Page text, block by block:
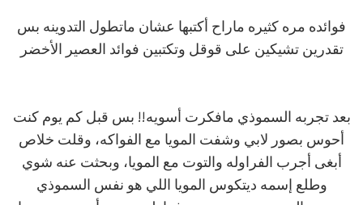
فوائده مره كثيره ماراح أكتبها عشان ماتطول التدوينه بس
تقدرين تشيكين على قوقل وتكتبين فوائد العصير الأخضر
بعد تجربه السموذي مافكرت أسويه!! بس قبل كم يوم كنت
أحوس بصور لابي وشفت المويا مع الفواكه، وقلت خلاص
أبغى أجرب الفراوله والتوت مع المويا، وبحثت عنه شوي
وطلع إسمه ديتكوس المويا اللي هو نفس السموذي